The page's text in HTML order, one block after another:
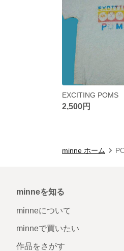
EXCITING POMS
2,500円
minne ホーム
minneを知る
minneについて
minneで買いたい
作品をさがす